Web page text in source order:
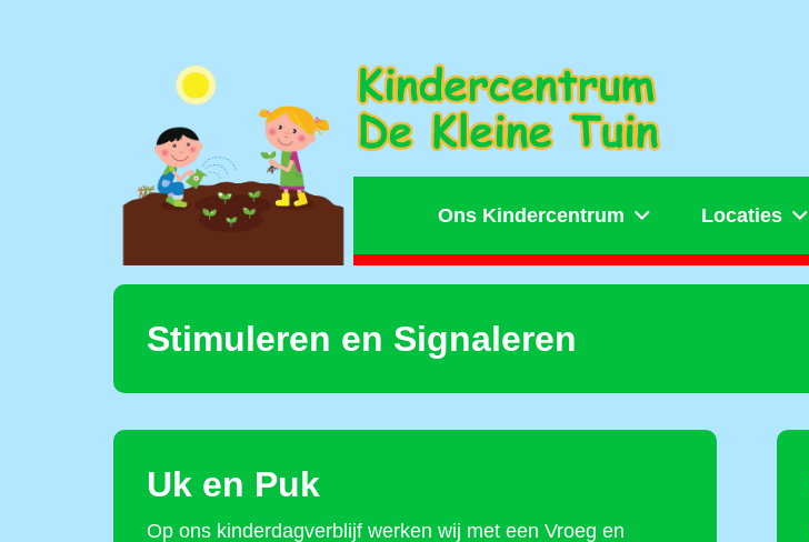
Ons Kindercentrum Locaties
Stimuleren en Signaleren
Uk en Puk
Op ons kinderdagverblijf werken wij met een Vroeg en